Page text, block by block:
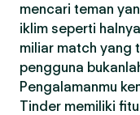
mencari teman
iklim seperti
miliar match yang
pengguna
Pengalamanmu
Tinder memiliki